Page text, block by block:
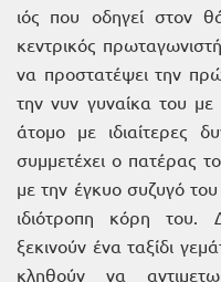
ιός που οδηγεί στον
κεντρικός
να προστατέψει την
την νυν γυναίκα του με
άτομο με ιδιαίτερες
συμμετέχει ο πατέρας
με την έγκυο συζυγό
ιδιότροπη κόρη του.
ξεκινούν ένα ταξίδι
κληθούν να